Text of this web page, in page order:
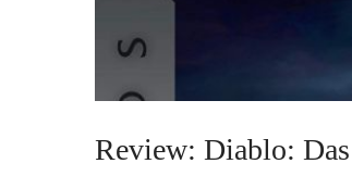
Review: Diablo: